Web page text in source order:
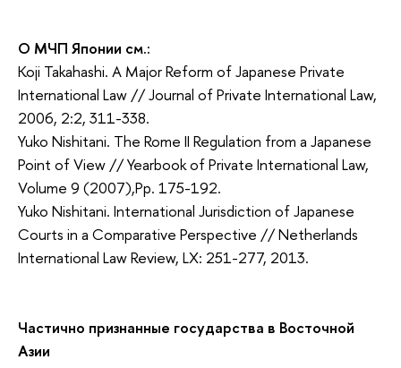
О МЧП Японии см.:
Koji Takahashi. A Major Reform of Japanese Private
International Law // Journal of Private International Law,
2006, 2:2, 311-338.
Yuko Nishitani. The Rome II Regulation from a Japanese
Point of View // Yearbook of Private International Law,
Volume 9 (2007),Pp. 175-192.
Yuko Nishitani. International Jurisdiction of Japanese
Courts in a Comparative Perspective // Netherlands
International Law Review, LX: 251-277, 2013.
Частично признанные государства в Восточной
Азии